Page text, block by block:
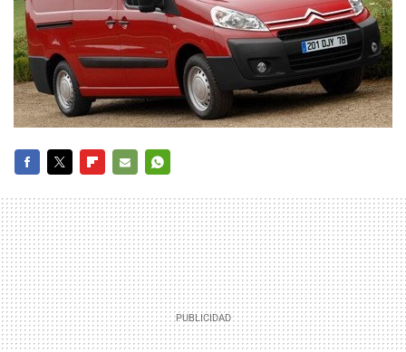
MAIL